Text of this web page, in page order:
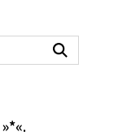
»*«.